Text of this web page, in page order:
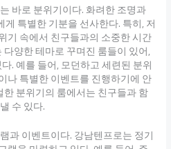
바로 분위기이다. 화려한 조명과
특별한 기분을 선사한다. 특히, 저
기 속에서 친구들과의 소중한 시간
양한 테마로 꾸며진 룸들이 있어,
. 예를 들어, 모던하고 세련된 분위
나 특별한 이벤트를 진행하기에 안
분위기의 룸에서는 친구들과 함
수 있다.
과 이벤트이다. 강남텐프로는 정기